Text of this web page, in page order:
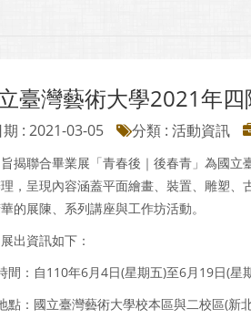
臺灣藝術大學2021年四
: 2021-03-05 分類 : 活動資訊
揭聯合畢業展「青春後｜後春青」為國
，呈現內容涵蓋平面繪畫、裝置、雕塑
的展陳、系列講座與工作坊活動。
出資訊如下：
間：自110年6月4日(星期五)至6月19日(星
點：國立臺灣藝術大學校本區與二校區(新